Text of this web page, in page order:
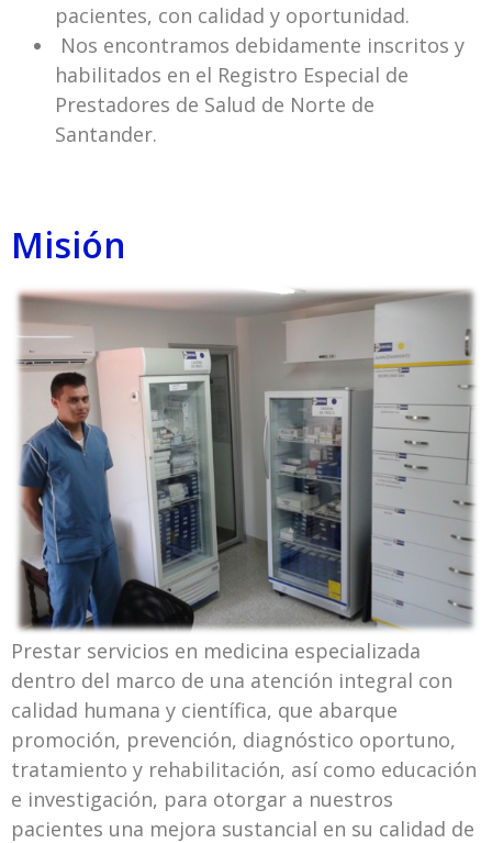
pacientes, con calidad y oportunidad.
Nos encontramos debidamente inscritos y
habilitados en el Registro Especial de
Prestadores de Salud de Norte de
Santander.
Misión
Prestar servicios en medicina especializada
dentro del marco de una atención integral con
calidad humana y científica, que abarque
promoción, prevención, diagnóstico oportuno,
tratamiento y rehabilitación, así como educación
e investigación, para otorgar a nuestros
pacientes una mejora sustancial en su calidad de